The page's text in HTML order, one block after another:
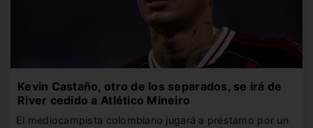
Kevin Castaño, otro de los separados, se irá de
River cedido a Atlético Mineiro
El mediocampista colombiano jugará a préstamo por un